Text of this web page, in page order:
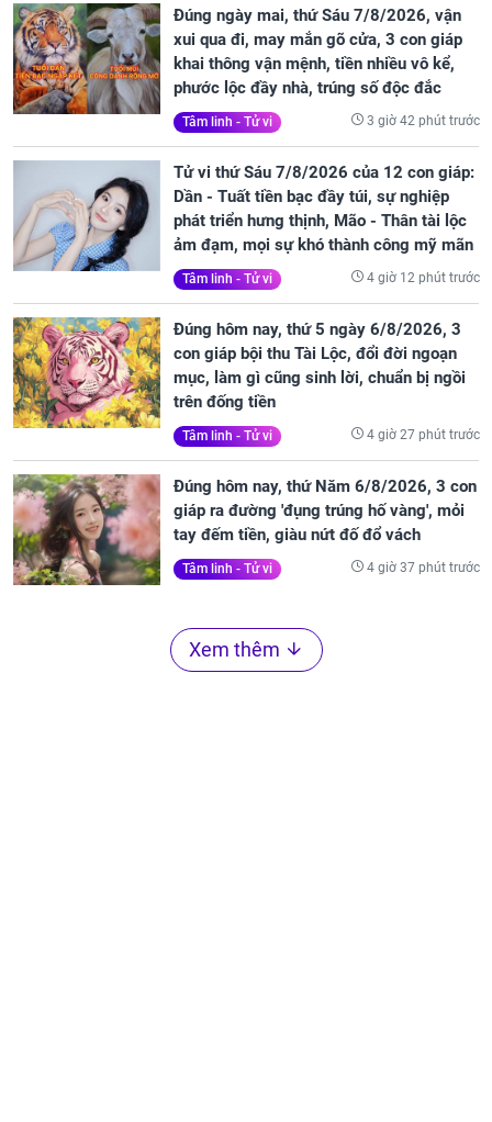
Đúng ngày mai, thứ Sáu 7/8/2026, vận
xui qua đi, may mắn gõ cửa, 3 con giáp
khai thông vận mệnh, tiền nhiều vô kể,
phước lộc đầy nhà, trúng số độc đắc
Tâm linh - Tử vi 3 giờ 42 phút trước
Tử vi thứ Sáu 7/8/2026 của 12 con giáp:
Dần - Tuất tiền bạc đầy túi, sự nghiệp
phát triển hưng thịnh, Mão - Thân tài lộc
ảm đạm, mọi sự khó thành công mỹ mãn
Tâm linh - Tử vi 4 giờ 12 phút trước
Đúng hôm nay, thứ 5 ngày 6/8/2026, 3
con giáp bội thu Tài Lộc, đổi đời ngoạn
mục, làm gì cũng sinh lời, chuẩn bị ngồi
trên đống tiền
Tâm linh - Tử vi 4 giờ 27 phút trước
Đúng hôm nay, thứ Năm 6/8/2026, 3 con
giáp ra đường 'đụng trúng hố vàng', mỏi
tay đếm tiền, giàu nứt đố đổ vách
Tâm linh - Tử vi 4 giờ 37 phút trước
Xem thêm